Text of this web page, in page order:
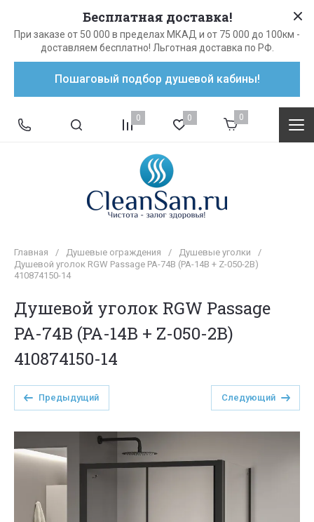
Бесплатная доставка!
При заказе от 50 000 в пределах МКАД и от 75 000 до 100км -
доставляем бесплатно! Льготная доставка по РФ.
Пошаговый подбор душевой кабины!
0 0 0
Главная / Душевые ограждения / Душевые уголки
/
Душевой уголок RGW Passage PA-74B (PA-14B + Z-050-2B)
410874150-14
Душевой уголок RGW Passage
PA-74B (PA-14B + Z-050-2B)
410874150-14
Предыдущий Следующий